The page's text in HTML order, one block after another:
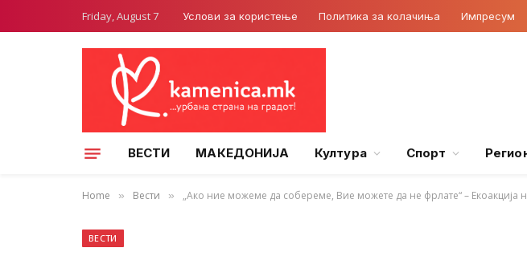
Friday, August 7 Услови за користење Политика за колачиња Импресум
ВЕСТИ МАКЕДОНИЈА Култура Спорт
Home » Вести » „Ако ние можеме да собереме, Вие можете да не фрлате“ – Екоакција
ВЕСТИ